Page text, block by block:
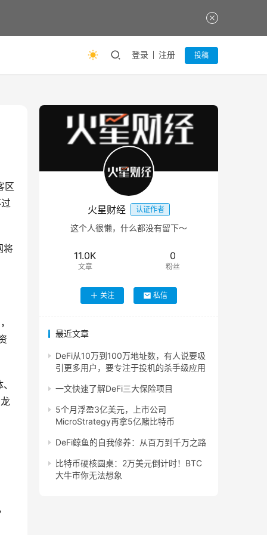
登录 注册 投稿
区
将
火星财经 认证作者
这个人很懒，什么都没有留下～
11.0K
文章
0
粉丝
关注 私信
最近文章
DeFi从10万到100万地址数，有人说要吸
引更多用户，要专注于投机的杀手级应用
一文快速了解DeFi三大保险项目
5个月浮盈3亿美元，上市公司
MicroStrategy再拿5亿赌比特币
DeFi鲸鱼的自我修养：从百万到千万之路
比特币硬核圆桌：2万美元倒计时！BTC
大牛市你无法想象